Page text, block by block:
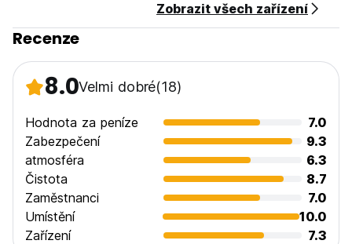
Zobrazit všech zařízení
Recenze
8.0Velmi dobré(18)
Hodnota za peníze
7.0
Zabezpečení
9.3
atmosféra
6.3
Čistota
8.7
Zaměstnanci
7.0
Umístění
10.0
Zařízení
7.3